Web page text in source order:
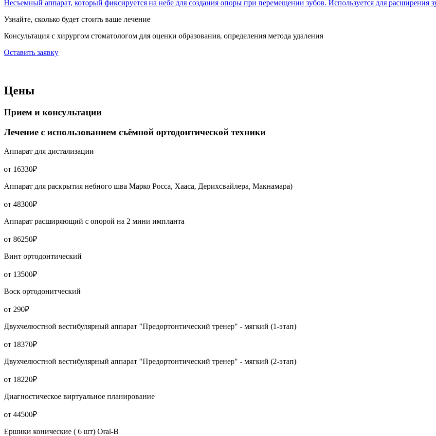
Несъемный аппарат, который фиксируется на небе для создания опоры при перемещении зубов. Используется для расширения
Узнайте, сколько будет стоить ваше лечение
Консультация с хирургом стоматологом для оценки образования, определения метода удаления
Оставить заявку
Цены
Прием и консультации
Лечение с использованием съёмной ортодонтической техники
Аппарат для дистализации
от 16330₽
Аппарат для раскрытия небного шва Марко Росса, Хааса, Дерихсвайлера, Макнамара)
от 48300₽
Аппарат расширяющий с опорой на 2 мини импланта
от 86250₽
Винт ортодонтический
от 13500₽
Воск ортодонитческий
от 290₽
Двухчелюстной вестибулярный аппарат "Предортонтический тренер" - мягкий (1-этап)
от 18370₽
Двухчелюстной вестибулярный аппарат "Предортонтический тренер" - мягкий (2-этап)
от 18220₽
Диагностическое виртуальное планирование
от 44500₽
Ершики конические ( 6 шт) Oral-B